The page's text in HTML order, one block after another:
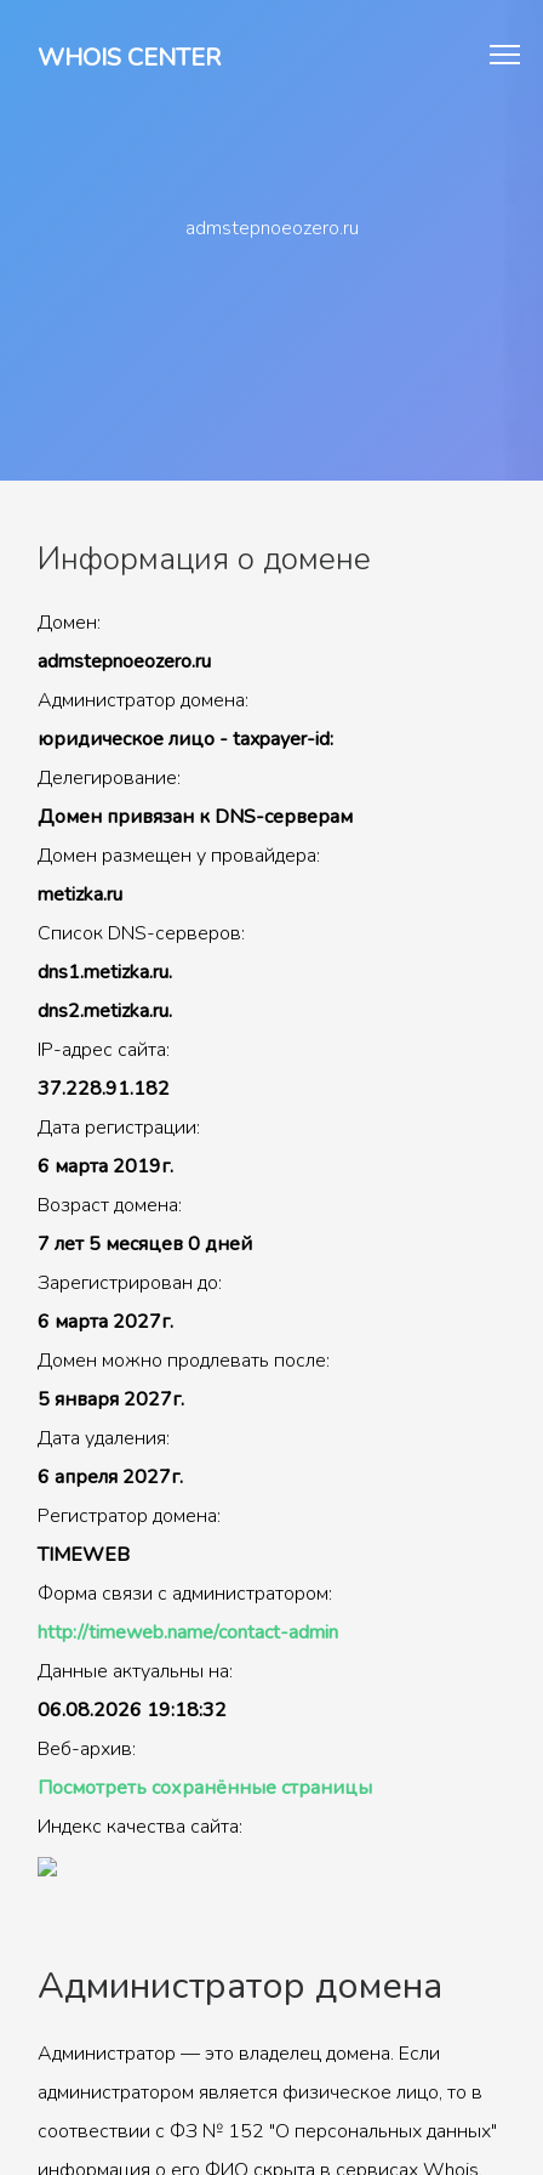
WHOIS CENTER
admstepnoeozero.ru
Информация о домене
Домен:
admstepnoeozero.ru
Администратор домена:
юридическое лицо - taxpayer-id:
Делегирование:
Домен привязан к DNS-серверам
Домен размещен у провайдера:
metizka.ru
Список DNS-серверов:
dns1.metizka.ru.
dns2.metizka.ru.
IP-адрес сайта:
37.228.91.182
Дата регистрации:
6 марта 2019г.
Возраст домена:
7 лет 5 месяцев 0 дней
Зарегистрирован до:
6 марта 2027г.
Домен можно продлевать после:
5 января 2027г.
Дата удаления:
6 апреля 2027г.
Регистратор домена:
TIMEWEB
Форма связи с администратором:
http://timeweb.name/contact-admin
Данные актуальны на:
06.08.2026 19:18:32
Веб-архив:
Посмотреть сохранённые страницы
Индекс качества сайта:
Администратор домена
Администратор — это владелец домена. Если
администратором является физическое лицо, то в
соотвествии с ФЗ № 152 "О персональных данных"